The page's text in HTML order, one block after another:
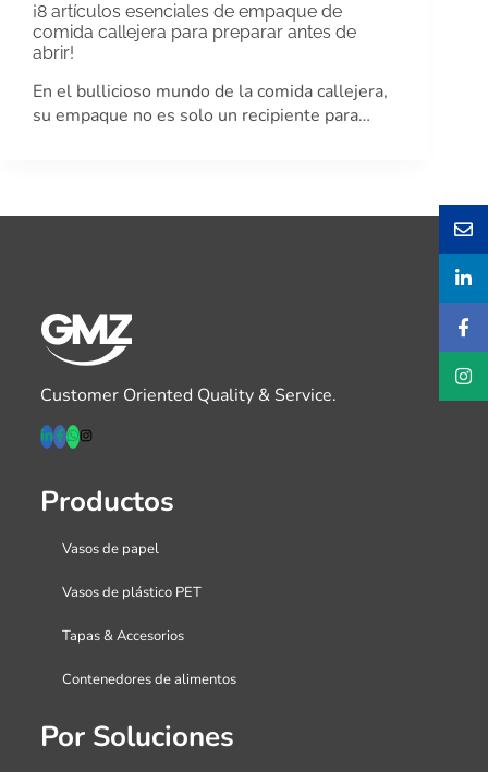
¡8 artículos esenciales de empaque de
comida callejera para preparar antes de
abrir!
En el bullicioso mundo de la comida callejera,
su empaque no es solo un recipiente para…
Customer Oriented Quality & Service.
Productos
Vasos de papel
Vasos de plástico PET
Tapas & Accesorios
Contenedores de alimentos
Por Soluciones